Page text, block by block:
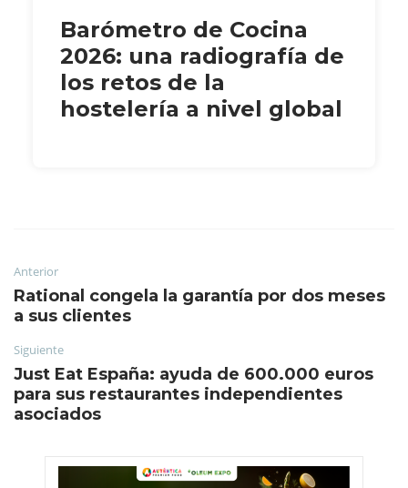
Barómetro de Cocina
2026: una radiografía de
los retos de la
hostelería a nivel global
Anterior
Rational congela la garantía por dos meses
a sus clientes
Siguiente
Just Eat España: ayuda de 600.000 euros
para sus restaurantes independientes
asociados